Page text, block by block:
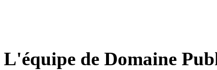
L'équipe de Domaine